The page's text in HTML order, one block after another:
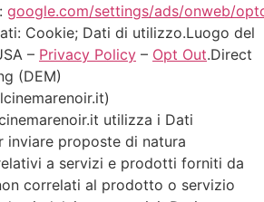
google.com/settings/ads/onweb/
Cookie; Dati di utilizzo.Luogo del
– Privacy Policy – Opt Out.Direct
(DEM)
utilizza i Dati
inviare proposte di natura
a servizi e prodotti forniti da
correlati al prodotto o servizio